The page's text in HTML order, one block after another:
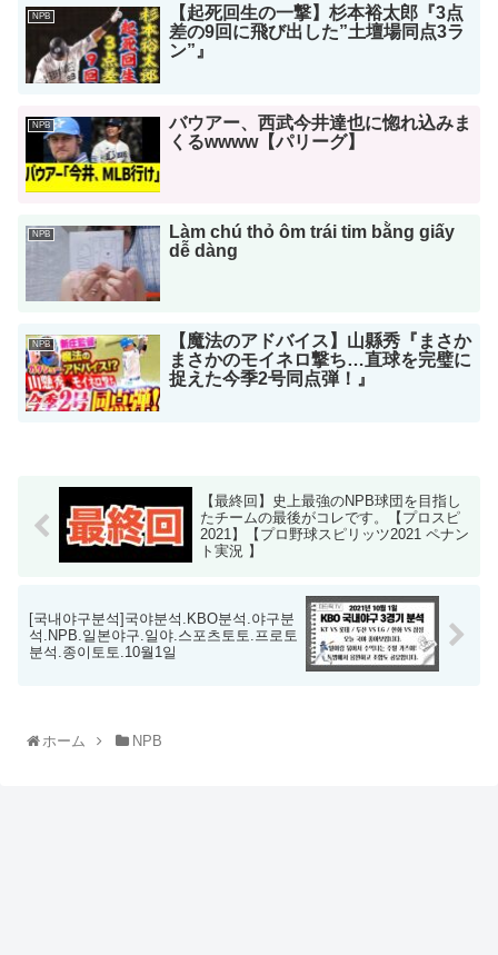
NPB
【起死回生の一撃】杉本裕太郎『3点
差の9回に飛び出した”土壇場同点3ラ
ン”』
NPB
バウアー、西武今井達也に惚れ込みま
くるwwww【パリーグ】
NPB
Làm chú thỏ ôm trái tim bằng giấy
dễ dàng
NPB
【魔法のアドバイス】山縣秀『まさか
まさかのモイネロ撃ち…直球を完璧に
捉えた今季2号同点弾！』
【最終回】史上最強のNPB球団を目指し
たチームの最後がコレです。【プロスピ
2021】【プロ野球スピリッツ2021 ペナン
ト実況 】
[국내야구분석]국야분석.KBO분석.야구분
석.NPB.일본야구.일야.스포츠토토.프로토
분석.종이토토.10월1일
ホーム NPB